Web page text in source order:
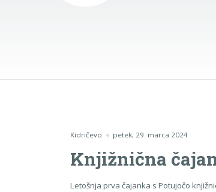
Kidričevo petek, 29. marca 2024
Knjižnična
Letošnja prva čajanka s Potujočo